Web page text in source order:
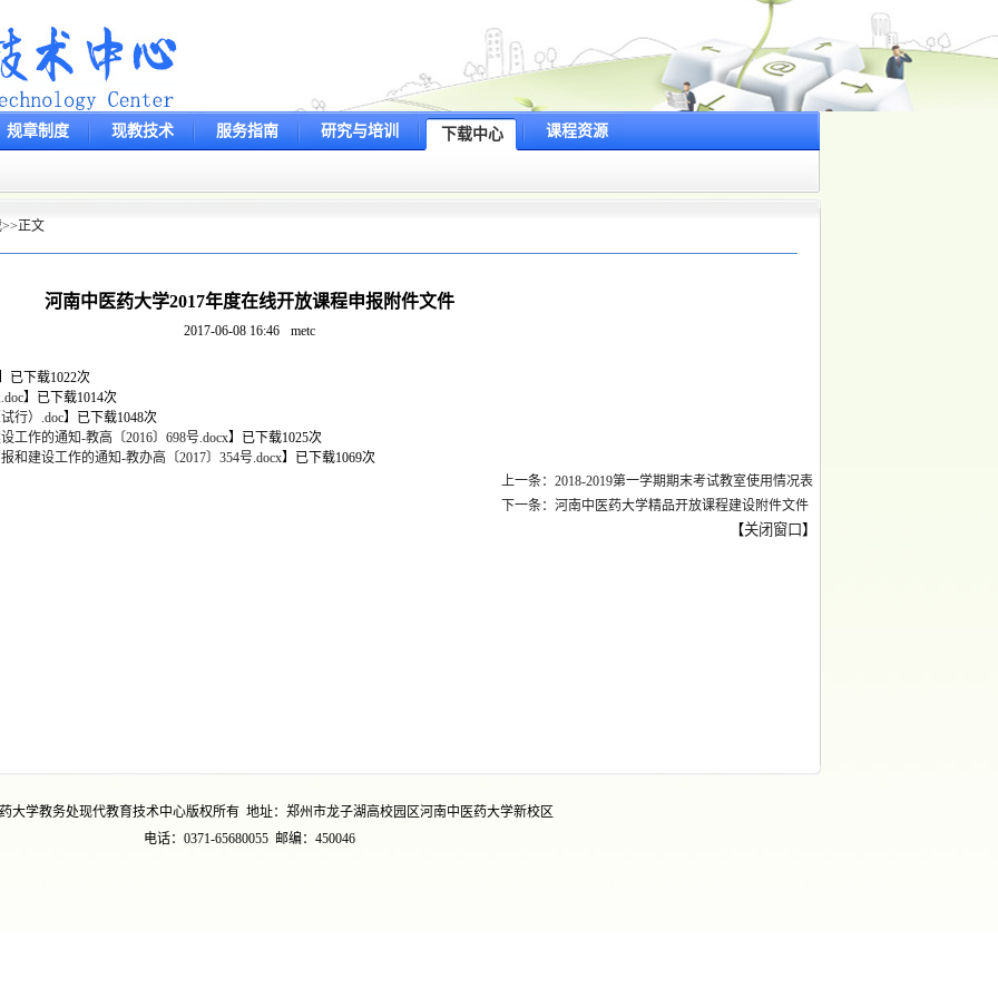
规章制度 现教技术 服务指南 研究与培训 下载中心 课程资源
>>正文
河南中医药大学2017年度在线开放课程申报附件文件
2017-06-08 16:46 metc
已下载1022次
】 已下载1014次
行）.doc】 已下载1048次
工作的通知-教高〔2016〕698号.docx】 已下载1025次
和建设工作的通知-教办高〔2017〕354号.docx】 已下载1069次
上一条：2018-2019第一学期期末考试教室使用情况表
下一条：河南中医药大学精品开放课程建设附件文件
【关闭窗口 】
大学教务处现代教育技术中心版权所有 地址：郑州市龙子湖高校园区河南中医药大学新校区
电话：0371-65680055 邮编：450046